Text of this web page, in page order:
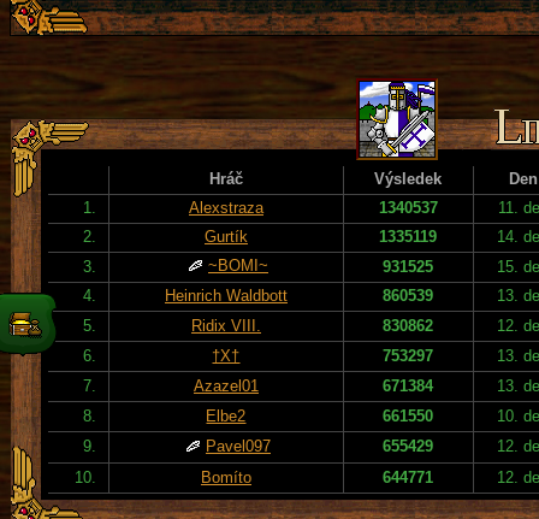
Hráč Výsledek
Den
1.
Alexstraza 1340537
11.
2.
Gurtík 1335119
14.
3.
~BOMI~ 931525
15.
4.
Heinrich Waldbott 860539
13.
5.
Ridix VIII. 830862
12.
6.
†X† 753297
13.
7.
Azazel01 671384
13.
8.
Elbe2 661550
10.
9.
Pavel097 655429
12.
10.
Bomíto 644771 12.